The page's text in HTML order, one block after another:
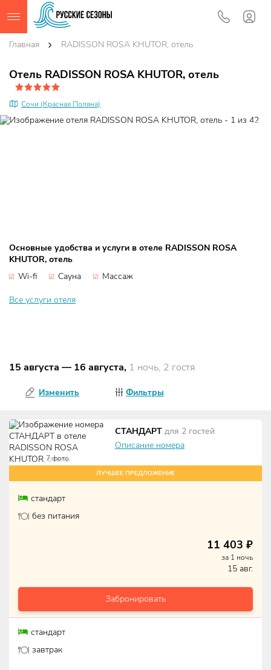
Главная RADISSON ROSA KHUTOR, отель
Отель RADISSON ROSA KHUTOR, отель
Сочи (Красная Поляна)
Основные удобства и услуги в отеле RADISSON ROSA
KHUTOR, отель
Wi-fi Сауна Массаж
Все услуги отеля
15 августа — 16 августа, 1 ночь, 2 гостя
Изменить Фильтры
7фото
СТАНДАРТ для 2 гостей
Описание номера
ЛУЧШЕЕ ПРЕДЛОЖЕНИЕ
стандарт
без питания
11 403 ₽
за 1 ночь
15 авг.
Забронировать
стандарт
завтрак